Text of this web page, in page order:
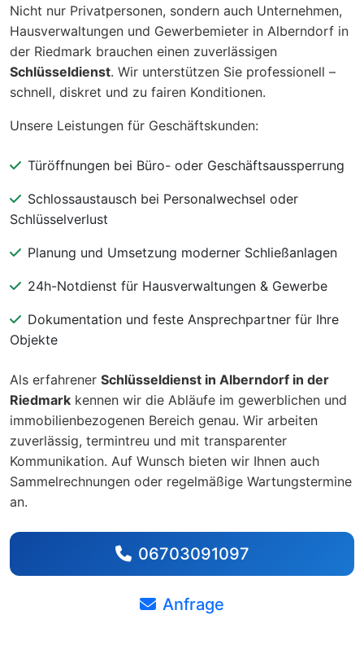
Nicht nur Privatpersonen, sondern auch Unternehmen,
Hausverwaltungen und Gewerbemieter in Alberndorf in
der Riedmark brauchen einen zuverlässigen
Schlüsseldienst. Wir unterstützen Sie professionell –
schnell, diskret und zu fairen Konditionen.
Unsere Leistungen für Geschäftskunden:
Türöffnungen bei Büro- oder Geschäftsaussperrung
Schlossaustausch bei Personalwechsel oder
Schlüsselverlust
Planung und Umsetzung moderner Schließanlagen
24h-Notdienst für Hausverwaltungen & Gewerbe
Dokumentation und feste Ansprechpartner für Ihre
Objekte
Als erfahrener Schlüsseldienst in Alberndorf in der
Riedmark kennen wir die Abläufe im gewerblichen und
immobilienbezogenen Bereich genau. Wir arbeiten
zuverlässig, termintreu und mit transparenter
Kommunikation. Auf Wunsch bieten wir Ihnen auch
Sammelrechnungen oder regelmäßige Wartungstermine
an.
06703091097
Anfrage